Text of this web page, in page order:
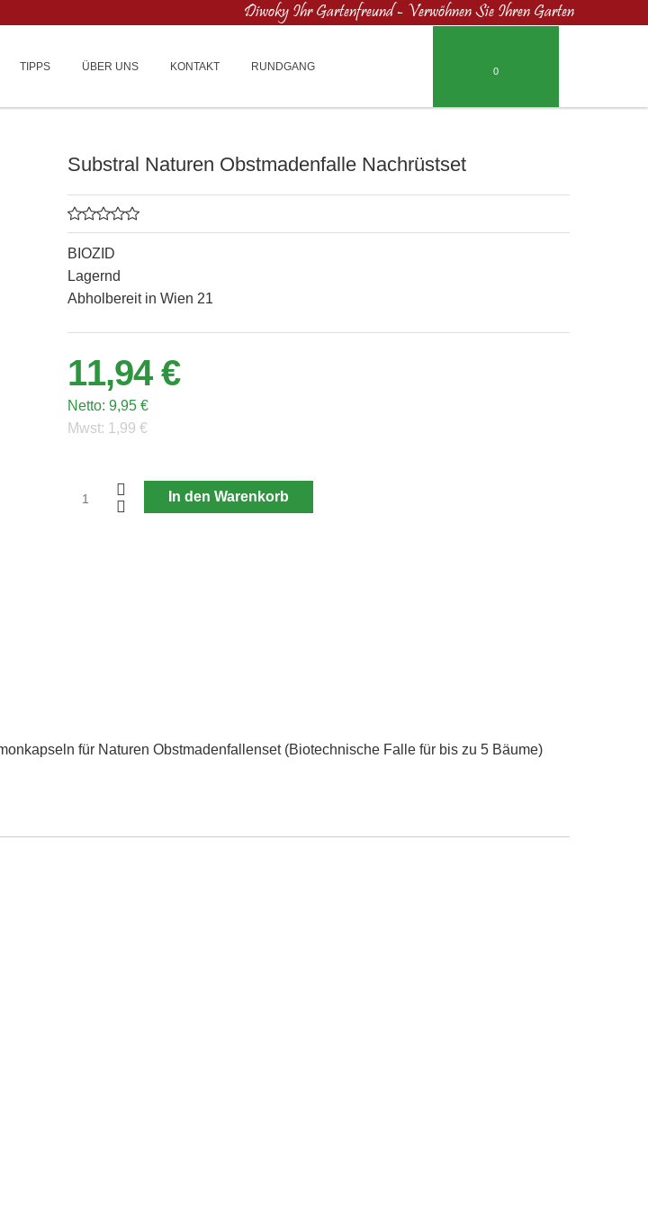
Diwoky Ihr Gartenfreund - Verwöhnen Sie Ihren Garten
0
TIPPS ÜBER UNS KONTAKT RUNDGANG
Substral Naturen Obstmadenfalle Nachrüstset
BIOZID
Lagernd
Abholbereit in Wien 21
11,94 €
Netto: 9,95 €
Mwst: 1,99 €
In den Warenkorb
für Naturen Obstmadenfallenset (Biotechnische Falle für bis zu 5 Bäume)